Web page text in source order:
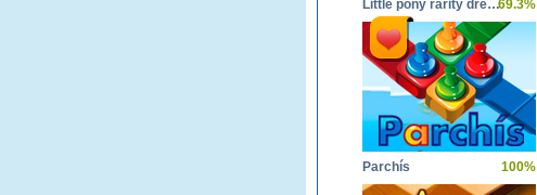
Little pony rarity dressup69.3%
Parchís 100%